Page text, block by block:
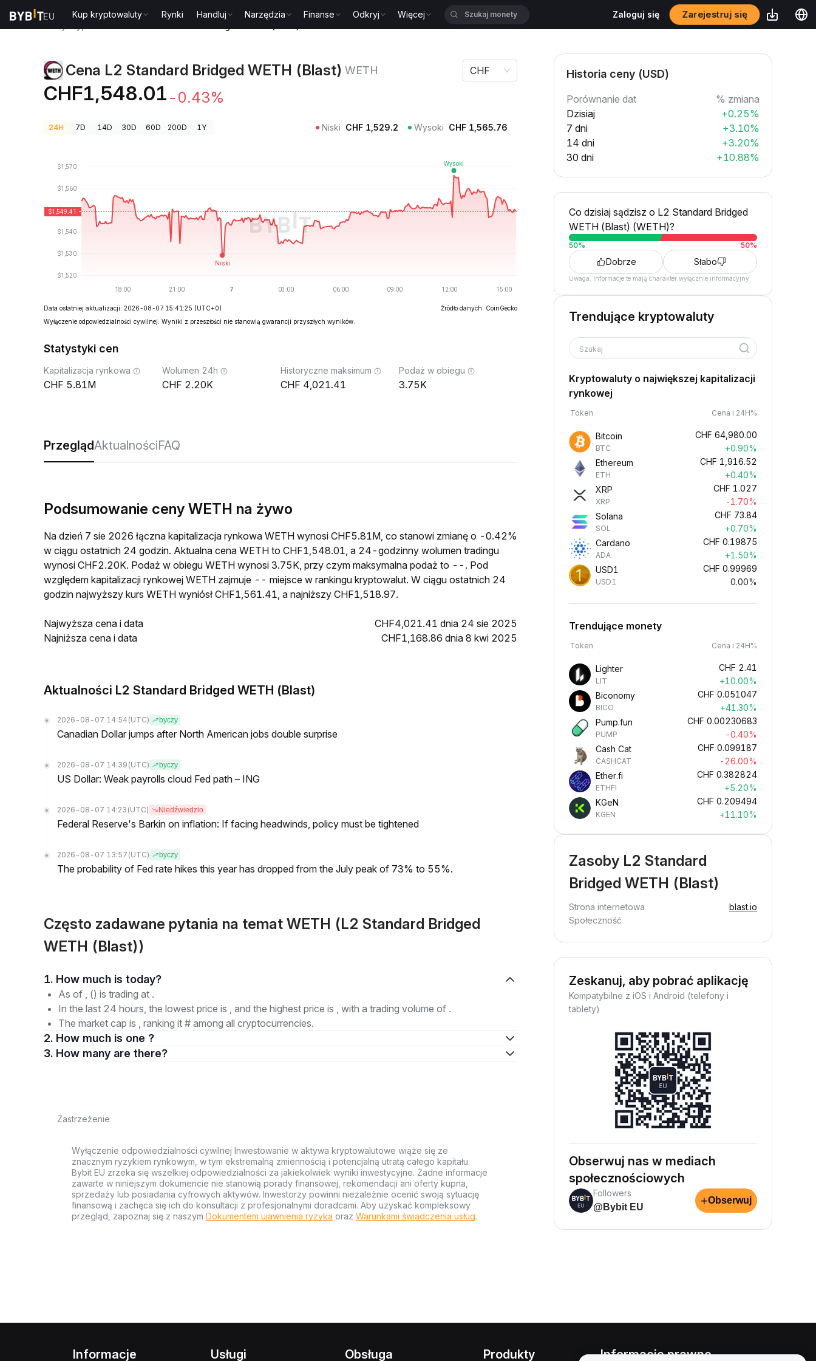
Kup kryptowaluty Rynki Handluj Narzędzia Finanse Odkryj Więcej Zaloguj się Zarejestruj się
Cena L2 Standard Bridged WETH (Blast) WETH
CHF1,548.01 -0.43%
CHF
24H 7D 14D 30D 60D 200D 1Y Niski CHF 1,529.2 Wysoki CHF 1,565.76
Data ostatniej aktualizacji: 2026-08-07 15:41:25 (UTC+0)
Źródło danych: CoinGecko
Wyłączenie odpowiedzialności cywilnej: Wyniki z przeszłości nie stanowią gwarancji przyszłych wyników.
Statystyki cen
Kapitalizacja rynkowa
5.81M
Wolumen 24h
2.20K
Historyczne maksimum
4,021.41
Podaż w obiegu
3.75K
PrzeglądAktualnościFAQ
Podsumowanie ceny WETH na żywo
Na dzień 7 sie 2026 łączna kapitalizacja rynkowa WETH wynosi CHF5.81M, co stanowi zmianę o -0.42%
w ciągu ostatnich 24 godzin. Aktualna cena WETH to CHF1,548.01, a 24-godzinny wolumen tradingu
wynosi CHF2.20K. Podaż w obiegu WETH wynosi 3.75K, przy czym maksymalna podaż to --. Pod
względem kapitalizacji rynkowej WETH zajmuje -- miejsce w rankingu kryptowalut. W ciągu ostatnich 24
godzin najwyższy kurs WETH wyniósł CHF1,561.41, a najniższy CHF1,518.97.
Najwyższa cena i data
CHF4,021.41 dnia 24 sie 2025
Najniższa cena i data
CHF1,168.86 dnia 8 kwi 2025
Aktualności L2 Standard Bridged WETH (Blast)
2026-08-07 14:54 (UTC) byczy
Canadian Dollar jumps after North American jobs double surprise
2026-08-07 14:39 (UTC) byczy
US Dollar: Weak payrolls cloud Fed path – ING
2026-08-07 14:23 (UTC) Niedźwiedzio
Federal Reserve's Barkin on inflation: If facing headwinds, policy must be tightened
2026-08-07 13:57 (UTC) byczy
The probability of Fed rate hikes this year has dropped from the July peak of 73% to 55%.
Często zadawane pytania na temat WETH (L2 Standard Bridged
WETH (Blast))
1. How much is today?
As of , () is trading at .
In the last 24 hours, the lowest price is , and the highest price is , with a trading volume of .
The market cap is , ranking it # among all cryptocurrencies.
2. How much is one ?
3. How many are there?
Zastrzeżenie
Wyłączenie odpowiedzialności cywilnej Inwestowanie w aktywa kryptowalutowe wiąże się ze
znacznym ryzykiem rynkowym, w tym ekstremalną zmiennością i potencjalną utratą całego kapitału.
Bybit EU zrzeka się wszelkiej odpowiedzialności za jakiekolwiek wyniki inwestycyjne. Żadne informacje
zawarte w niniejszym dokumencie nie stanowią porady finansowej, rekomendacji ani oferty kupna,
sprzedaży lub posiadania cyfrowych aktywów. Inwestorzy powinni niezależnie ocenić swoją sytuację
finansową i zachęca się ich do konsultacji z profesjonalnymi doradcami. Aby uzyskać kompleksowy
przegląd, zapoznaj się z naszym Dokumentem ujawnienia ryzyka oraz Warunkami świadczenia usług.
Historia ceny (USD)
Porównanie dat
% zmiana
Dzisiaj
+0.25%
7 dni
+3.10%
14 dni
+3.20%
30 dni
+10.88%
Co dzisiaj sądzisz o L2 Standard Bridged
WETH (Blast) (WETH)?
50% 50%
Dobrze Słabo
Uwaga: Informacje te mają charakter wyłącznie informacyjny.
Trendujące kryptowaluty
Szukaj
Kryptowaluty o największej kapitalizacji
rynkowej
Token Cena i 24H%
Bitcoin
BTC
CHF 64,980.00
+0.90%
Ethereum
ETH
CHF 1,916.52
+0.40%
XRP
XRP
CHF 1.027
-1.70%
Solana
SOL
CHF 73.84
+0.70%
Cardano
ADA
CHF 0.19875
+1.50%
USD1
USD1
CHF 0.99969
0.00%
Trendujące monety
Token Cena i 24H%
Lighter
LIT
CHF 2.41
+10.00%
Biconomy
BICO
CHF 0.051047
+41.30%
Pump.fun
PUMP
CHF 0.00230683
-0.40%
Cash Cat
CASHCAT
CHF 0.099187
-26.00%
Ether.fi
ETHFI
CHF 0.382824
+5.20%
KGeN
KGEN
CHF 0.209494
+11.10%
Zasoby L2 Standard
Bridged WETH (Blast)
Strona internetowa
blast.io
Społeczność
Zeskanuj, aby pobrać aplikację
Kompatybilne z iOS i Android (telefony i
tablety)
Obserwuj nas w mediach
społecznościowych
Followers
@Bybit EU
+Obserwuj
Informacje Usługi Obsługa Produkty Informacje prawne